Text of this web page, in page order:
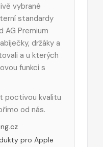
vybrané
standardy
AG Premium
držáky a
a u kterých
funkci s
poctivou kvalitu
od nás.
pro Apple